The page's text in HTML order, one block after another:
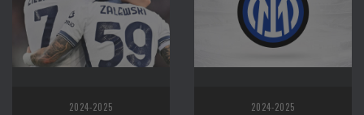
2024-2025 2024-2025